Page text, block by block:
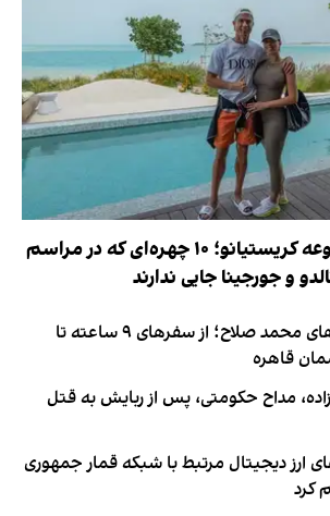
لیست ممنوعه کریستیانو؛ ۱۰ چهره‌ای که در مراسم
و جورجینا جایی ندارند
روایت فداکاری‌های محمد صلاح؛ از سفرهای ۹ ساعته تا
قاهره
مداح حکومتی، پس از ربایش به قتل
ارز دیجیتال مرتبط با شبکه قمار جمهوری
کرد